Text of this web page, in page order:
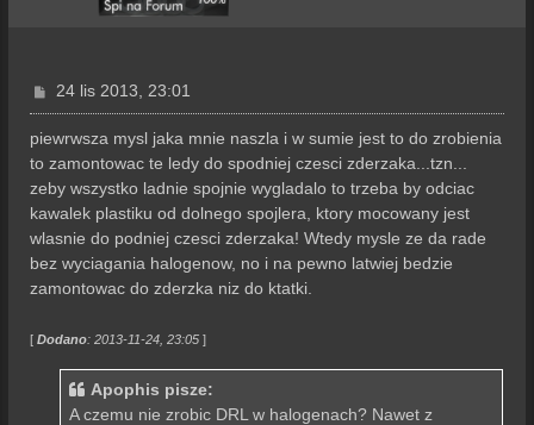
P
o
s
24 lis 2013, 23:01
piewrwsza mysl jaka mnie naszla i w sumie jest to do zrobienia
to zamontowac te ledy do spodniej czesci zderzaka...tzn...
zeby wszystko ladnie spojnie wygladalo to trzeba by odciac
kawalek plastiku od dolnego spojlera, ktory mocowany jest
wlasnie do podniej czesci zderzaka! Wtedy mysle ze da rade
bez wyciagania halogenow, no i na pewno latwiej bedzie
zamontowac do zderzka niz do ktatki.
[ Dodano: 2013-11-24, 23:05 ]
Apophis pisze:
A czemu nie zrobic DRL w halogenach? Nawet z